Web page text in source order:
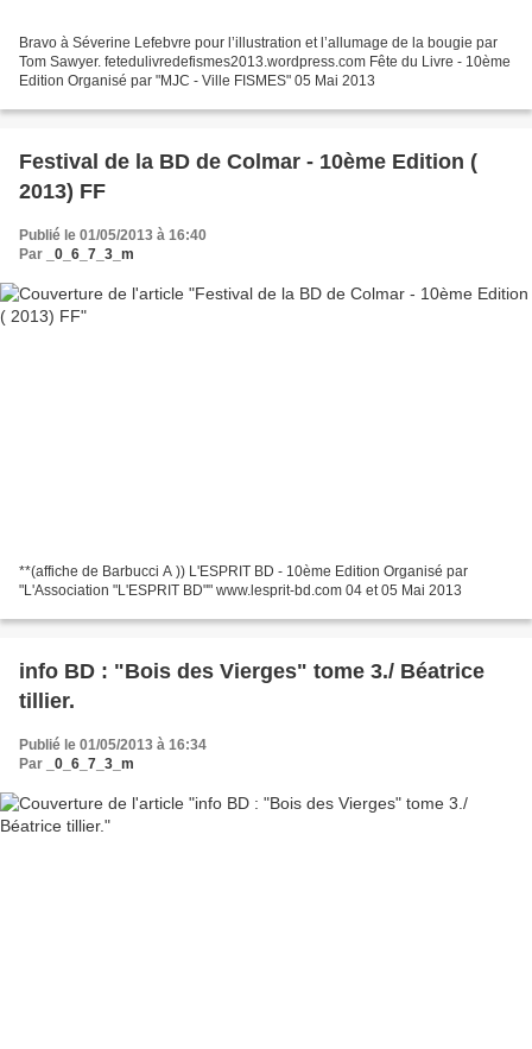
Bravo à Séverine Lefebvre pour l’illustration et l’allumage de la bougie par
Tom Sawyer. fetedulivredefismes2013.wordpress.com Fête du Livre - 10ème
Edition Organisé par "MJC - Ville FISMES" 05 Mai 2013
Festival de la BD de Colmar - 10ème Edition (
2013) FF
Publié le 01/05/2013 à 16:40
Par
_0_6_7_3_m
**(affiche de Barbucci A )) L'ESPRIT BD - 10ème Edition Organisé par
"L'Association "L'ESPRIT BD"" www.lesprit-bd.com 04 et 05 Mai 2013
info BD : "Bois des Vierges" tome 3./ Béatrice
tillier.
Publié le 01/05/2013 à 16:34
Par
_0_6_7_3_m